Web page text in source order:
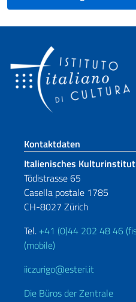
Fußbereich
Kontaktdaten
Italienisches
Tödistrasse 65
Casella postale 1785
CH-8027 Zürich
Tel. +41 (0)44 202 48 46
(mobile)
iiczurigo@esteri.it
Die Büros der Zentrale